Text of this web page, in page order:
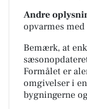
Andre
opvarmes
Bemærk, at
Formålet er
omgivelser i
bygningerne